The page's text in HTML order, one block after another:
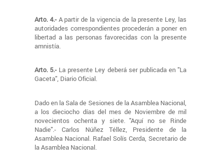
Arto. 4.-A partir de la vigencia de la presente Ley, las
autoridades correspondientes procederán a poner en
libertad a las personas favorecidas con la presente
amnistía.
Arto. 5.- La presente Ley deberá ser publicada en "La
Gaceta", Diario Oficial.
Dado en la Sala de Sesiones de la Asamblea Nacional,
a los dieciocho días del mes de Noviembre de mil
novecientos ochenta y siete. "Aquí no se Rinde
Nadie".- Carlos Núñez Téllez, Presidente de la
Asamblea Nacional. Rafael Solís Cerda, Secretario de
la Asamblea Nacional.